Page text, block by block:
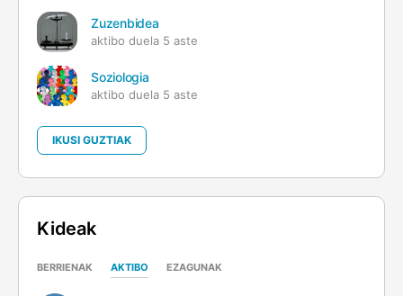
Zuzenbidea
aktibo duela 5 aste
Soziologia
aktibo duela 5 aste
IKUSI GUZTIAK
Kideak
BERRIENAK AKTIBO EZAGUNAK